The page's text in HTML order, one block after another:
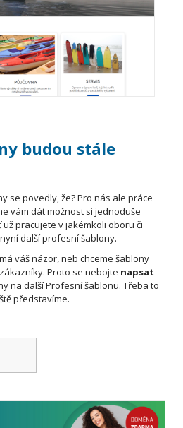
budou stále
se povedly, že? Pro nás ale práce
vám dát možnost si jednoduše
pracujete v jakémkoli oboru či
další profesní šablony.
váš názor, neb chceme šablony
Proto se nebojte napsat
na další Profesní šablonu. Třeba to
představíme.